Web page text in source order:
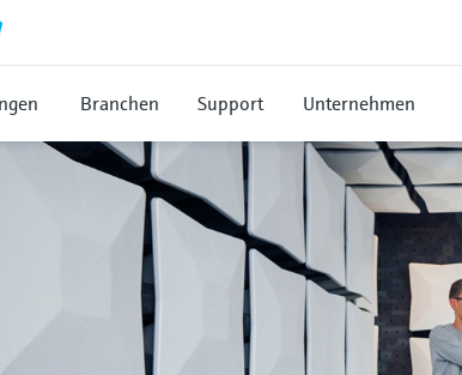
Branchen Support Unternehmen